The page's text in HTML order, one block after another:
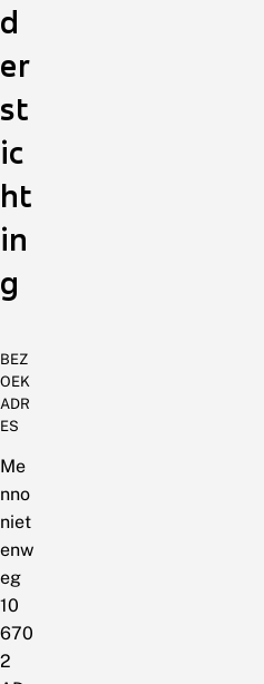
d
er
st
ic
ht
in
g
BEZ
OEK
ADR
ES
Me
nno
niet
enw
eg
10
670
2